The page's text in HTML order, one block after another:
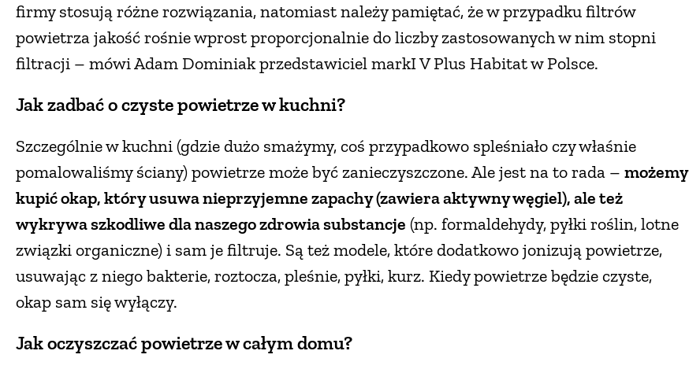
firmy stosują różne rozwiązania, natomiast należy pamiętać, że w przypadku filtrów
powietrza jakość rośnie wprost proporcjonalnie do liczby zastosowanych w nim stopni
filtracji – mówi Adam Dominiak przedstawiciel markI V Plus Habitat w Polsce.
Jak zadbać o czyste powietrze w kuchni?
Szczególnie w kuchni (gdzie dużo smażymy, coś przypadkowo spleśniało czy właśnie
pomalowaliśmy ściany) powietrze może być zanieczyszczone. Ale jest na to rada – możemy
kupić okap, który usuwa nieprzyjemne zapachy (zawiera aktywny węgiel), ale też
wykrywa szkodliwe dla naszego zdrowia substancje (np. formaldehydy, pyłki roślin, lotne
związki organiczne) i sam je filtruje. Są też modele, które dodatkowo jonizują powietrze,
usuwając z niego bakterie, roztocza, pleśnie, pyłki, kurz. Kiedy powietrze będzie czyste,
okap sam się wyłączy.
Jak oczyszczać powietrze w całym domu?